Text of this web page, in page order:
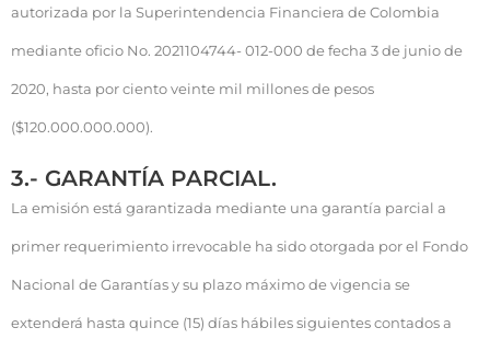
autorizada por la Superintendencia Financiera de Colombia
mediante oficio No. 2021104744- 012-000 de fecha 3 de junio de
2020, hasta por ciento veinte mil millones de pesos
($120.000.000.000).
3.- GARANTÍA PARCIAL.
La emisión está garantizada mediante una garantía parcial a
primer requerimiento irrevocable ha sido otorgada por el Fondo
Nacional de Garantías y su plazo máximo de vigencia se
extenderá hasta quince (15) días hábiles siguientes contados a